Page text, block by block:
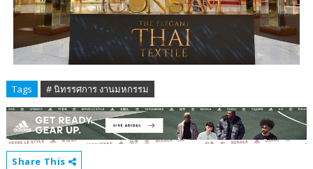
Tags # นิทรรศการ งานมหกรรม
Share This